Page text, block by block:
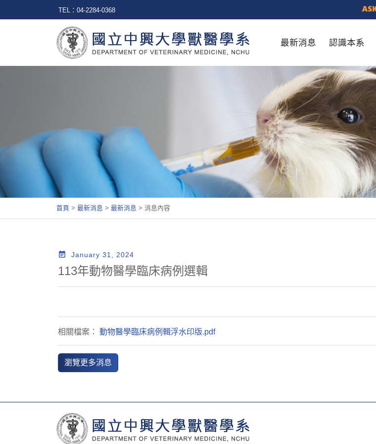
TEL：04-2284-0368
最新消息 認識本系
首頁 > 最新消息 > 最新消息 > 消息內容
event_note January 31, 2024
113年動物醫學臨床病例選輯
相關檔案： 動物醫學臨床病例輯浮水印版.pdf
瀏覽更多消息